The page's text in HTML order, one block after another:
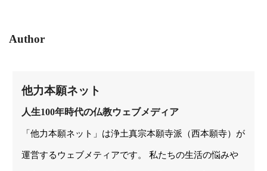
Author
他力本願ネット
人生100年時代の仏教ウェブメディア
「他力本願ネット」は浄土真宗本願寺派（西本願寺）が
運営するウェブメティアです。 私たちの生活の悩みや